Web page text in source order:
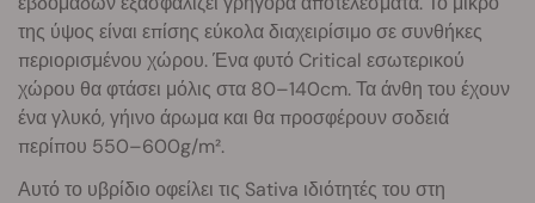
της ύψος είναι επίσης εύκολα διαχειρίσιμο σε συνθήκες
περιορισμένου χώρου. Ένα φυτό Critical εσωτερικού
χώρου θα φτάσει μόλις στα 80–140cm. Τα άνθη του έχουν
ένα γλυκό, γήινο άρωμα και θα προσφέρουν σοδειά
περίπου 550–600g/m².
Αυτό το υβρίδιο οφείλει τις Sativa ιδιότητές του στη